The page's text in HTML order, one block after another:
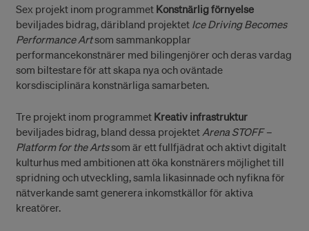
Sex projekt inom programmet Konstnärlig förnyelse
beviljades bidrag, däribland projektet Ice Driving Becomes
Performance Artsom sammankopplar
performancekonstnärer med bilingenjörer och deras vardag
som biltestare för att skapa nya och oväntade
korsdisciplinära konstnärliga samarbeten.
Tre projekt inom programmet Kreativ infrastruktur
beviljades bidrag, bland dessa projektetArena STOFF –
Platform for the Artssom är ett fullfjädrat och aktivt digitalt
kulturhus med ambitionen att öka konstnärers möjlighet till
spridning och utveckling, samla likasinnade och nyfikna för
nätverkande samt generera inkomstkällor för aktiva
kreatörer.